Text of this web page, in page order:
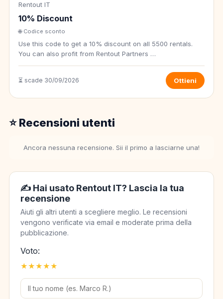
Rentout IT
10% Discount
🌐 Codice sconto
Use this code to get a 10% discount on all 5500 rentals.
You can also profit from Rentout Partners …
⏳ scade 30/09/2026 Ottieni
⭐ Recensioni utenti
Ancora nessuna recensione. Sii il primo a lasciarne una!
✍️ Hai usato Rentout IT? Lascia la tua
recensione
Aiuti gli altri utenti a scegliere meglio. Le recensioni
vengono verificate via email e moderate prima della
pubblicazione.
Voto:
★
★
★
★
★